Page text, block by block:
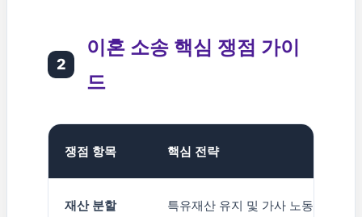
2
이혼 소송 핵심 쟁점 가이
드
쟁점 항목 핵심 전략
재산 분할 특유재산 유지 및 가사 노동 기여도